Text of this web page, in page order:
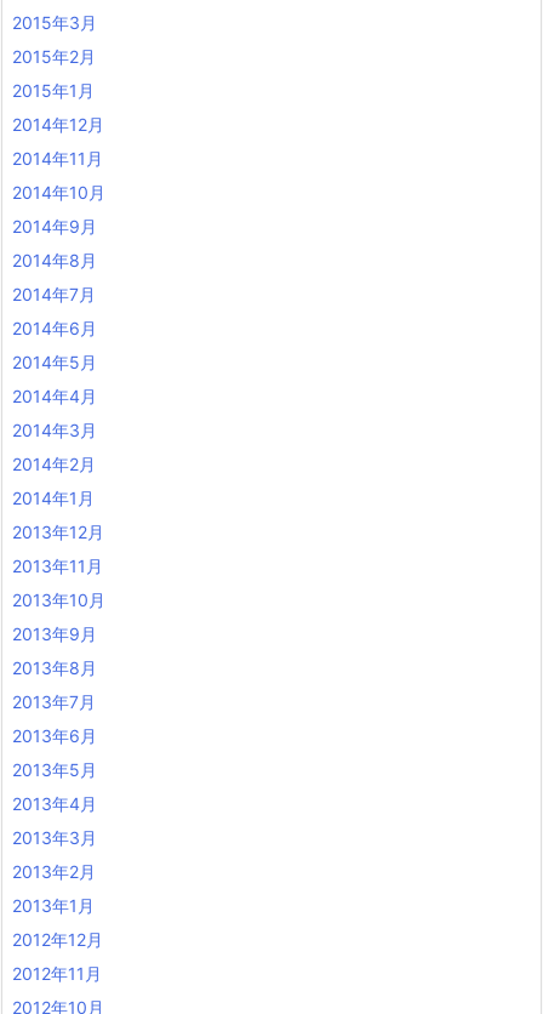
2015年3月
2015年2月
2015年1月
2014年12月
2014年11月
2014年10月
2014年9月
2014年8月
2014年7月
2014年6月
2014年5月
2014年4月
2014年3月
2014年2月
2014年1月
2013年12月
2013年11月
2013年10月
2013年9月
2013年8月
2013年7月
2013年6月
2013年5月
2013年4月
2013年3月
2013年2月
2013年1月
2012年12月
2012年11月
2012年10月